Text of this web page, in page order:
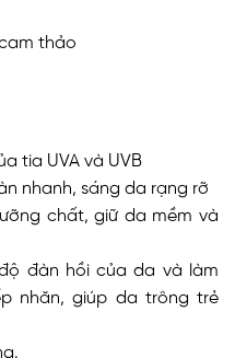
thảo
tia UVA và UVB
nhanh, sáng da rạng rỡ
chất, giữ da mềm và
đàn hồi của da và làm
nhăn, giúp da trông trẻ